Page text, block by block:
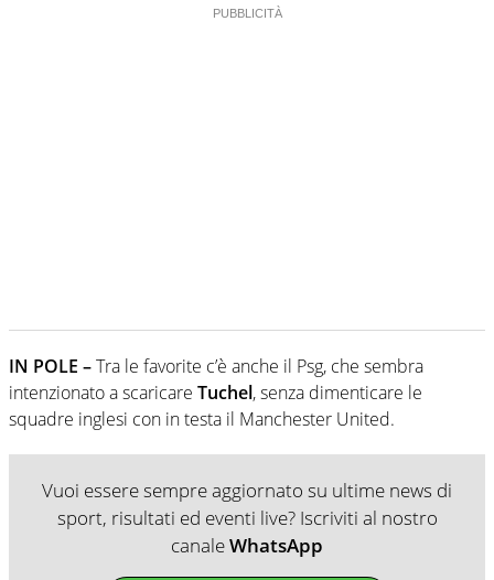
IN POLE –Tra le favorite c’è anche il Psg, che sembra
intenzionato a scaricare Tuchel, senza dimenticare le
squadre inglesi con in testa il Manchester United.
Vuoi essere sempre aggiornato su ultime news di
sport, risultati ed eventi live? Iscriviti al nostro
canaleWhatsApp